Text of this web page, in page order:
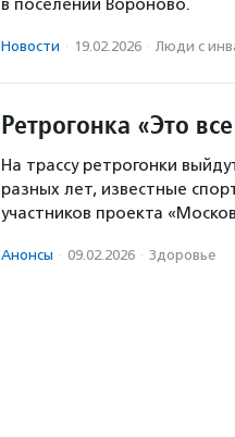
в поселении Вороново.
Новости · 19.02.2026 · Люди с
Ретрогонка «Это
На трассу ретрогонки
разных лет, известные
участников проекта
Анонсы · 09.02.2026 · Здоровье